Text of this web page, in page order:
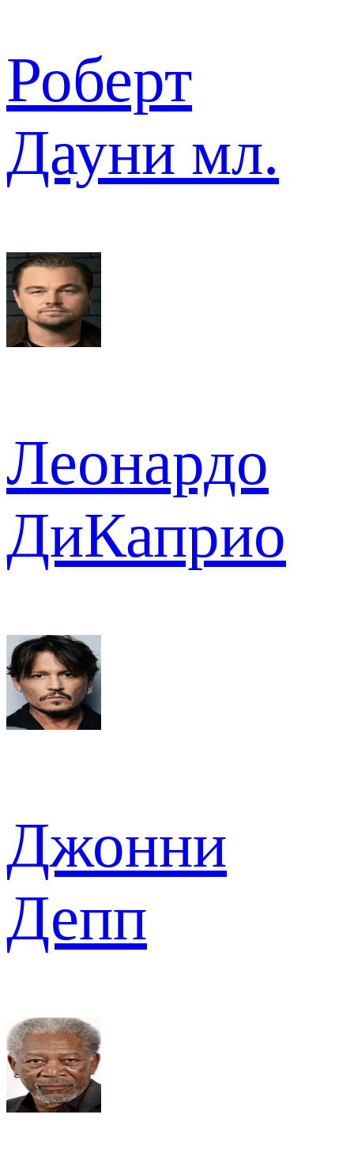
Роберт
Дауни мл.
Леонардо
ДиКаприо
Джонни
Депп